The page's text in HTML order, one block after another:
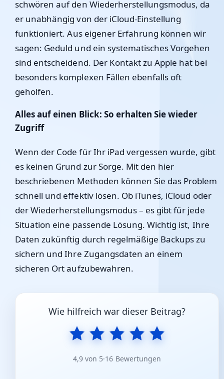
schwören auf den Wiederherstellungsmodus, da
er unabhängig von der iCloud-Einstellung
funktioniert. Aus eigener Erfahrung können wir
sagen: Geduld und ein systematisches Vorgehen
sind entscheidend. Der Kontakt zu Apple hat bei
besonders komplexen Fällen ebenfalls oft
geholfen.
Alles auf einen Blick: So erhalten Sie wieder
Zugriff
Wenn der Code für Ihr iPad vergessen wurde, gibt
es keinen Grund zur Sorge. Mit den hier
beschriebenen Methoden können Sie das Problem
schnell und effektiv lösen. Ob iTunes, iCloud oder
der Wiederherstellungsmodus – es gibt für jede
Situation eine passende Lösung. Wichtig ist, Ihre
Daten zukünftig durch regelmäßige Backups zu
sichern und Ihre Zugangsdaten an einem
sicheren Ort aufzubewahren.
Wie hilfreich war dieser Beitrag?
4,9 von 5·16 Bewertungen